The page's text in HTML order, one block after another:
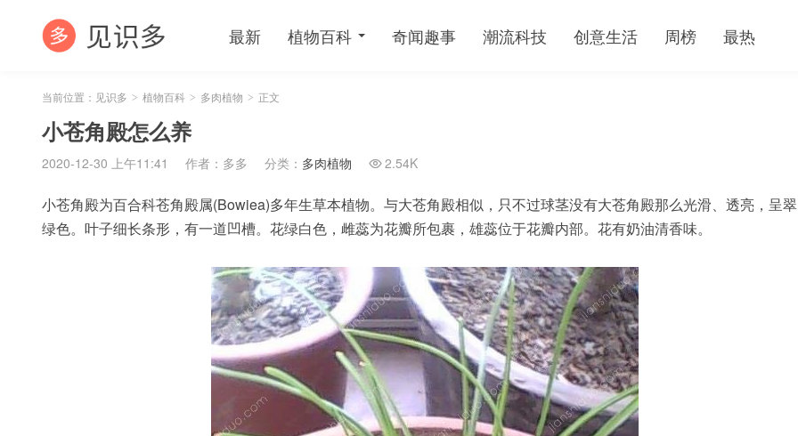
最新 植物百科 奇闻趣事 潮流科技 创意生活 周榜 最热
当前位置： 见识多 > 植物百科 > 多肉植物 > 正文
小苍角殿怎么养
2020-12-30 上午11:41 作者：多多 分类： 多肉植物  2.54K
小苍角殿为百合科苍角殿属(Bowiea)多年生草本植物。与大苍角殿相似，只不过球茎没有大苍角殿那么光滑、透亮，呈翠
绿色。叶子细长条形，有一道凹槽。花绿白色，雌蕊为花瓣所包裹，雄蕊位于花瓣内部。花有奶油清香味。